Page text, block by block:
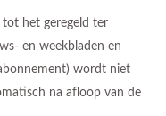
het geregeld ter
en weekbladen en
wordt niet
na afloop van de